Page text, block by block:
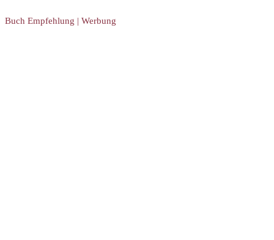
Buch Empfehlung | Werbung